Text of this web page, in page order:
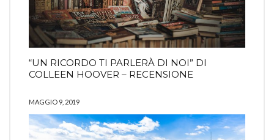
“UN RICORDO TI PARLERÀ DI NOI” DI
COLLEEN HOOVER – RECENSIONE
MAGGIO 9, 2019